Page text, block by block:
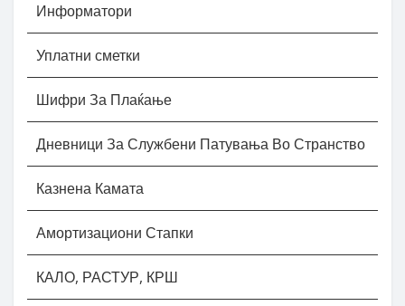
Информатори
Уплатни сметки
Шифри За Плаќање
Дневници За Службени Патувања Во Странство
Казнена Камата
Амортизациони Стапки
КАЛО, РАСТУР, КРШ